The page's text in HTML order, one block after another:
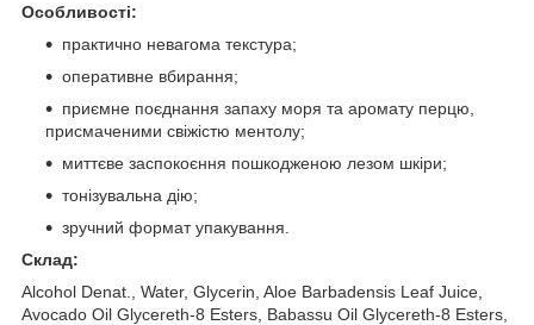
Особливості:
практично невагома текстура;
оперативне вбирання;
приємне поєднання запаху моря та аромату перцю,
присмаченими свіжістю ментолу;
миттєве заспокоєння пошкодженою лезом шкіри;
тонізувальна дію;
зручний формат упакування.
Склад:
Alcohol Denat., Water, Glycerin, Aloe Barbadensis Leaf Juice,
Avocado Oil Glycereth-8 Esters, Babassu Oil Glycereth-8 Esters,